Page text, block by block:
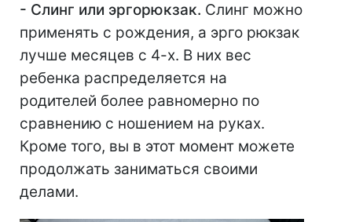
- Слинг или эргорюкзак. Слинг можно
применять с рождения, а эрго рюкзак
лучше месяцев с 4-х. В них вес
ребенка распределяется на
родителей более равномерно по
сравнению с ношением на руках.
Кроме того, вы в этот момент можете
продолжать заниматься своими
делами.